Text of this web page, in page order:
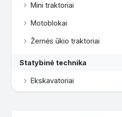
Mini traktoriai
Motoblokai
Žemės ūkio traktoriai
Statybinė technika
Ekskavatoriai